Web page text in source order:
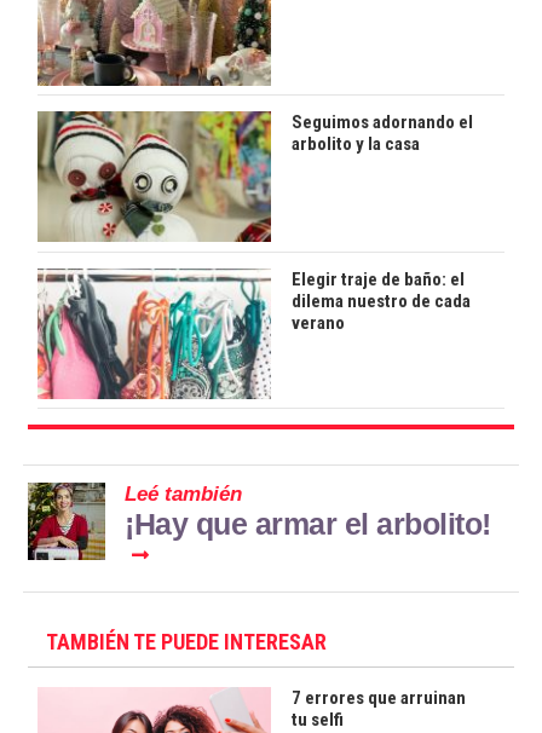
Seguimos adornando el
arbolito y la casa
Elegir traje de baño: el
dilema nuestro de cada
verano
Leé también
¡Hay que armar el arbolito!
TAMBIÉN TE PUEDE INTERESAR
7 errores que arruinan
tu selfi